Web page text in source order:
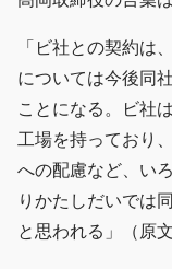
「ビ社との契約は
については今後同
ことになる。ビ社
工場を持っており
への配慮など、い
りかたしだいでは
と思われる」（原文